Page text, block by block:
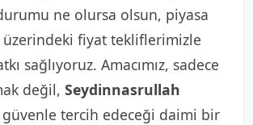
ne olursa olsun, piyasa
üzerindeki fiyat tekliflerimizle
sağlıyoruz. Amacımız, sadece
değil, Seydinnasrullah
tercih edeceği daimi bir